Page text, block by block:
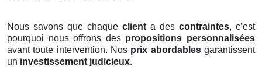
Nous savons que chaque client a des contraintes, c’est
pourquoi nous offrons des propositions personnalisées
avant toute intervention. Nos prix abordablesgarantissent
un investissement judicieux.